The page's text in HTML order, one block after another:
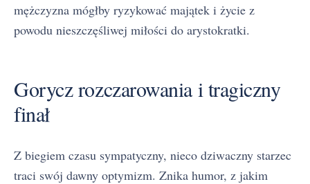
mężczyzna mógłby ryzykować majątek i życie z
powodu nieszczęśliwej miłości do arystokratki.
Gorycz rozczarowania i tragiczny
finał
Z biegiem czasu sympatyczny, nieco dziwaczny starzec
traci swój dawny optymizm. Znika humor, z jakim